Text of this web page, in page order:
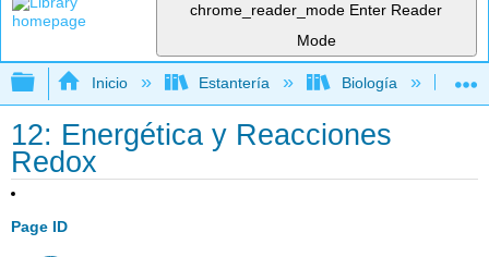
chrome_reader_mode Enter Reader
Mode
Expandir/contraer jerarquía global
Inicio Estantería Biología
12: Energética y Reacciones
Redox
Page ID